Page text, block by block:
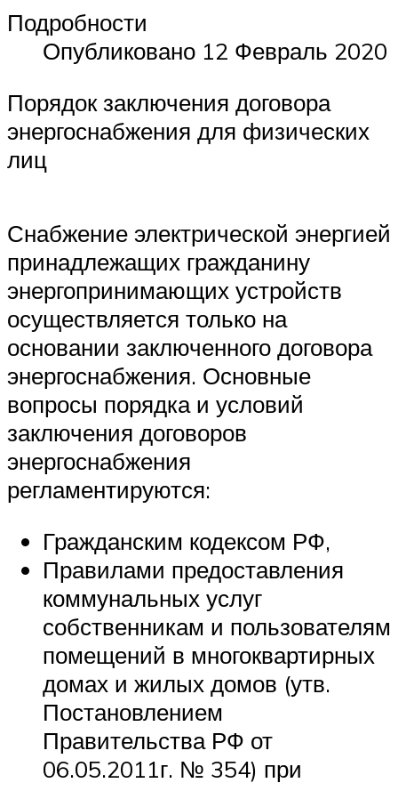
Подробности
Опубликовано 12 Февраль 2020
Порядок заключения договора
энергоснабжения для физических
лиц
Снабжение электрической энергией
принадлежащих гражданину
энергопринимающих устройств
осуществляется только на
основании заключенного договора
энергоснабжения. Основные
вопросы порядка и условий
заключения договоров
энергоснабжения
регламентируются:
Гражданским кодексом РФ,
Правилами предоставления
коммунальных услуг
собственникам и пользователям
помещений в многоквартирных
домах и жилых домов (утв.
Постановлением
Правительства РФ от
06.05.2011г. № 354) при